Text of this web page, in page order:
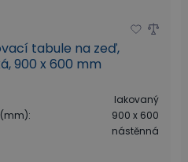
tabule na zeď,
900 x 600 mm
lakovaný
(mm):
900 x 600
nástěnná